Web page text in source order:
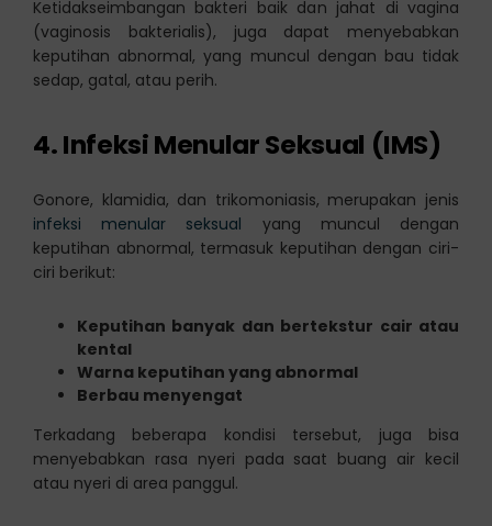
Ketidakseimbangan bakteri baik dan jahat di vagina
(vaginosis bakterialis), juga dapat menyebabkan
keputihan abnormal, yang muncul dengan bau tidak
sedap, gatal, atau perih.
4. Infeksi Menular Seksual (IMS)
Gonore, klamidia, dan trikomoniasis, merupakan jenis
infeksi menular seksual yang muncul dengan
keputihan abnormal, termasuk keputihan dengan ciri-
ciri berikut:
Keputihan banyak dan bertekstur cair atau
kental
Warna keputihan yang abnormal
Berbau menyengat
Terkadang beberapa kondisi tersebut, juga bisa
menyebabkan rasa nyeri pada saat buang air kecil
atau nyeri di area panggul.